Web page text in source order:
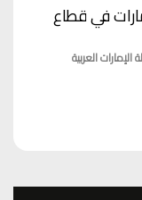
في قطاع
العربية